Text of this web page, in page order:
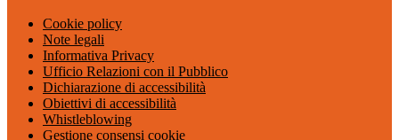
Cookie policy
Note legali
Informativa Privacy
Ufficio Relazioni con il Pubblico
Dichiarazione di accessibilità
Obiettivi di accessibilità
Whistleblowing
Gestione consensi cookie